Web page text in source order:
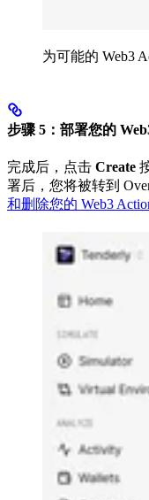
为可能的 Web3
步骤 5：部署您的
完成后，点击 Create
署后，您将被转到
和删除您的 Web3